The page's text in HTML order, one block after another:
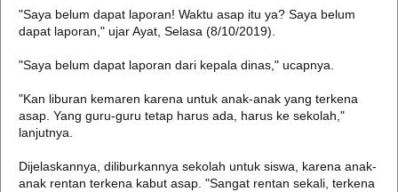
"Saya belum dapat laporan! Waktu asap itu ya? Saya belum
dapat laporan," ujar Ayat, Selasa (8/10/2019).
"Saya belum dapat laporan dari kepala dinas," ucapnya.
"Kan liburan kemaren karena untuk anak-anak yang terkena
asap. Yang guru-guru tetap harus ada, harus ke sekolah,"
lanjutnya.
Dijelaskannya, diliburkannya sekolah untuk siswa, karena anak-
anak rentan terkena kabut asap. "Sangat rentan sekali, terkena